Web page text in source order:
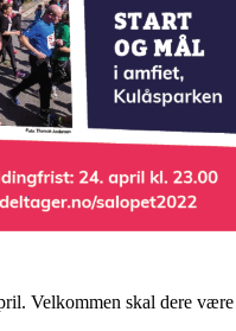
Velkommen skal dere